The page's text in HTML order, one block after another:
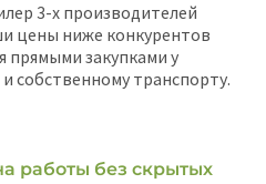
3-х производителей
цены ниже конкурентов
прямыми закупками у
собственному транспорту.
работы без скрытых